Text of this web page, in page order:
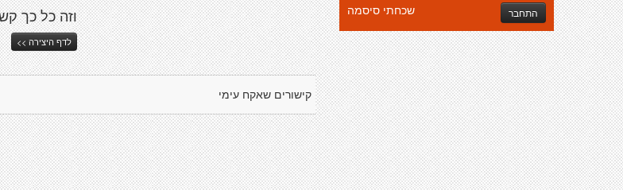
וזה כל כך
לדף היצירה >>
קישורים שאקח עימי
התחבר שכחתי סיסמה